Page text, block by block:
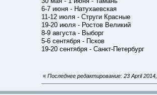
6-7 июня - Натухаевская
11-12 июля - Струги Красные
19-20 июля - Ростов Великий
8-9 августа - Выборг
5-6 сентября - Псков
19-20 сентября - Санкт-Петербург
« Последнее редактирование: 23 April